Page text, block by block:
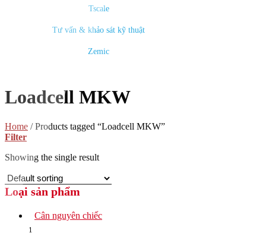
Tscale
Tư vấn & khảo sát kỹ thuật
Zemic
Loadcell MKW
Home /Products tagged “Loadcell MKW”
Filter
Showing the single result
Loại sản phẩm
Cân nguyên chiếc
1